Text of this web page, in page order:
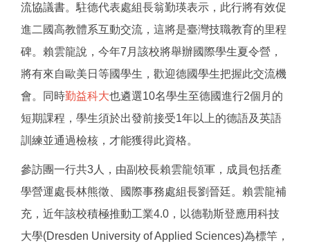
流協議書。駐德代表處組長翁勤瑛表示，此行將有效促
進二國高教體系互動交流，這將是臺灣技職教育的里程
碑。賴雲龍說，今年7月該校將舉辦國際學生夏令營，
將有來自歐美日等國學生，歡迎德國學生把握此交流機
會。同時勤益科大也遴選10名學生至德國進行2個月的
短期課程，學生須於出發前接受1年以上的德語及英語
訓練並通過檢核，才能獲得此資格。
參訪團一行共3人，由副校長賴雲龍領軍，成員包括產
學營運處長林熊徵、國際事務處組長劉晉廷。賴雲龍補
充，近年該校積極推動工業4.0，以德勒斯登應用科技
大學(Dresden University of Applied Sciences)為標竿，